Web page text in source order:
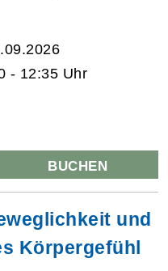
- 12:35 Uhr
BUCHEN
und
Körpergefühl